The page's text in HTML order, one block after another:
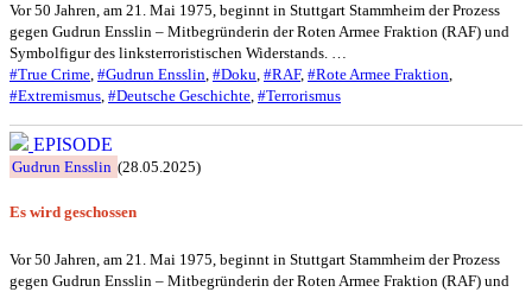
Vor 50 Jahren, am 21. Mai 1975, beginnt in Stuttgart Stammheim der Prozess
gegen Gudrun Ensslin – Mitbegründerin der Roten Armee Fraktion (RAF) und
Symbolfigur des linksterroristischen Widerstands. …
#True Crime, #Gudrun Ensslin, #Doku, #RAF, #Rote Armee Fraktion,
#Extremismus, #Deutsche Geschichte, #Terrorismus
EPISODE
Gudrun Ensslin (28.05.2025)
Es wird geschossen
Vor 50 Jahren, am 21. Mai 1975, beginnt in Stuttgart Stammheim der Prozess
gegen Gudrun Ensslin – Mitbegründerin der Roten Armee Fraktion (RAF) und